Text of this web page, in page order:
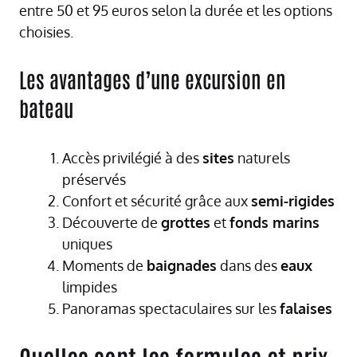
entre 50 et 95 euros selon la durée et les options
choisies.
Les avantages d’une excursion en
bateau
Accès privilégié à des sites naturels
préservés
Confort et sécurité grâce aux semi-rigides
Découverte de grottes etfonds marins
uniques
Moments de baignades dans deseaux
limpides
Panoramas spectaculaires sur lesfalaises